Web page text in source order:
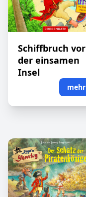
Schiffbruch vor
der einsamen
Insel
mehr